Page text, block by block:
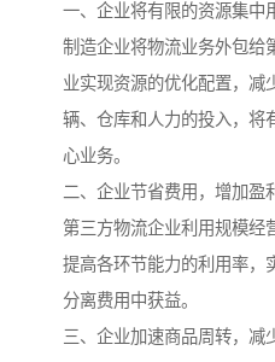
一、企业将有限的资源集中
制造企业将物流业务外包给
业实现资源的优化配置，减
辆、仓库和人力的投入，将
心业务。
二、企业节省费用，增加盈
第三方物流企业利用规模经
提高各环节能力的利用率，
分离费用中获益。
三、企业加速商品周转，减